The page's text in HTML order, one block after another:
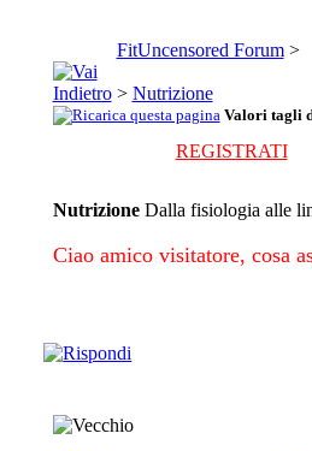
FitUncensored Forum >
> Nutrizione
Valori tagli
REGISTRATI
Nutrizione Dalla fisiologia alle
Ciao amico visitatore, cosa